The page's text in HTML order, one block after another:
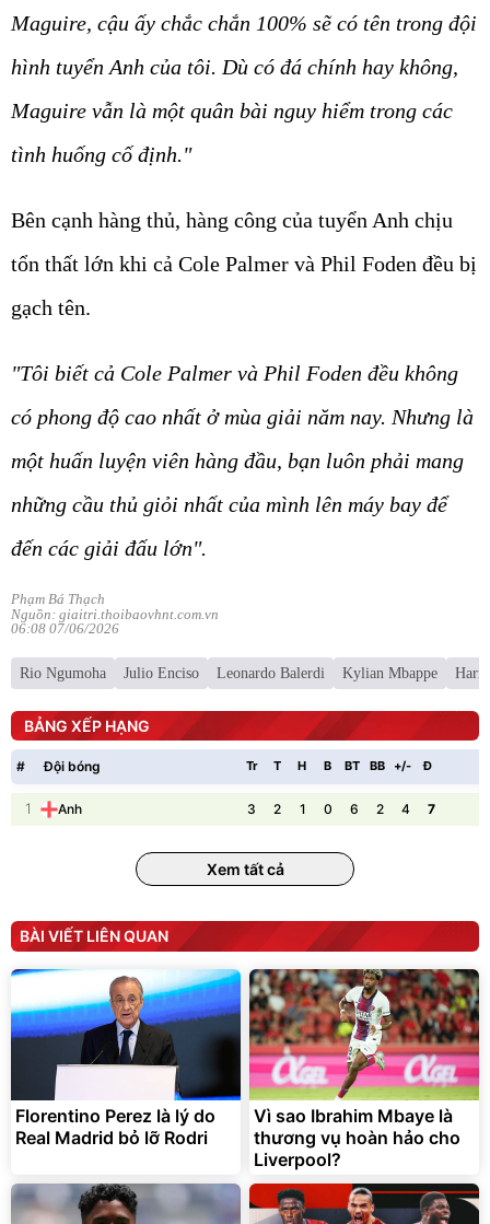
Maguire, cậu ấy chắc chắn 100% sẽ có tên trong đội
hình tuyển Anh của tôi. Dù có đá chính hay không,
Maguire vẫn là một quân bài nguy hiểm trong các
tình huống cố định."
Bên cạnh hàng thủ, hàng công của tuyển Anh chịu
tổn thất lớn khi cả Cole Palmer và Phil Foden đều bị
gạch tên.
"Tôi biết cả Cole Palmer và Phil Foden đều không
có phong độ cao nhất ở mùa giải năm nay. Nhưng là
một huấn luyện viên hàng đầu, bạn luôn phải mang
những cầu thủ giỏi nhất của mình lên máy bay để
đến các giải đấu lớn".
Phạm Bá Thạch
Nguồn: giaitri.thoibaovhnt.com.vn
06:08 07/06/2026
Rio Ngumoha Julio Enciso Leonardo Balerdi Kylian Mbappe
BẢNG XẾP HẠNG
# Đội bóng Tr T H B BT BB +/- Đ
1 Anh 3 2 1 0 6 2 4 7
Xem tất cả
BÀI VIẾT LIÊN QUAN
Florentino Perez là lý do
Real Madrid bỏ lỡ Rodri
Vì sao Ibrahim Mbaye là
thương vụ hoàn hảo cho
Liverpool?